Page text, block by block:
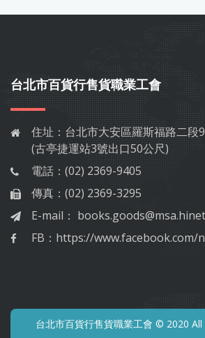
台北市百貨行售貨職業工會
住址： 台北市大安區羅斯福路二段
(古亭捷運站3號出口50公尺)
電話： (02) 2369-9405
傳真： (02) 2369-3295
E-mail：
FB： https://www.facebook.com/
台北市百貨行售貨職業工會 © 2020